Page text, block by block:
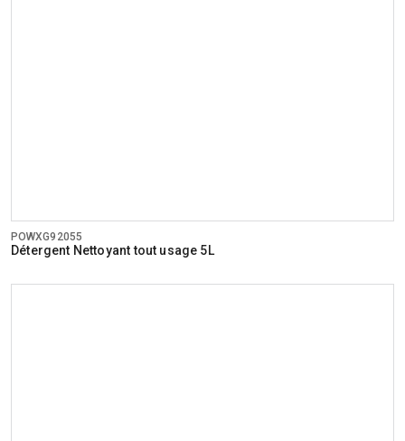
POWXG92055
Détergent Nettoyant tout usage 5L